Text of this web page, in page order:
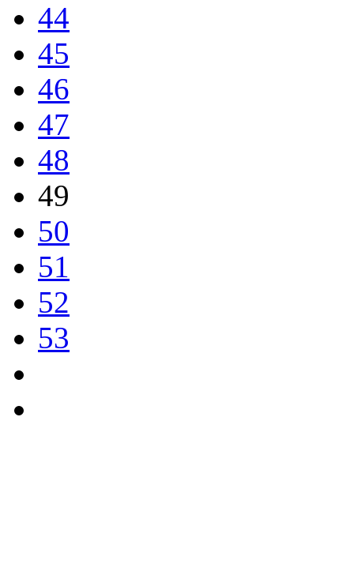
44
45
46
47
48
49
50
51
52
53